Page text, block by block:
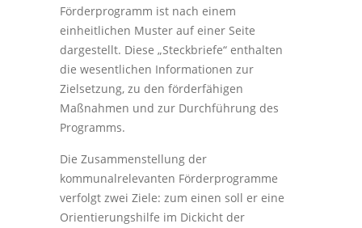
Förderprogramm ist nach einem
einheitlichen Muster auf einer Seite
dargestellt. Diese „Steckbriefe“ enthalten
die wesentlichen Informationen zur
Zielsetzung, zu den förderfähigen
Maßnahmen und zur Durchführung des
Programms.
Die Zusammenstellung der
kommunalrelevanten Förderprogramme
verfolgt zwei Ziele: zum einen soll er eine
Orientierungshilfe im Dickicht der